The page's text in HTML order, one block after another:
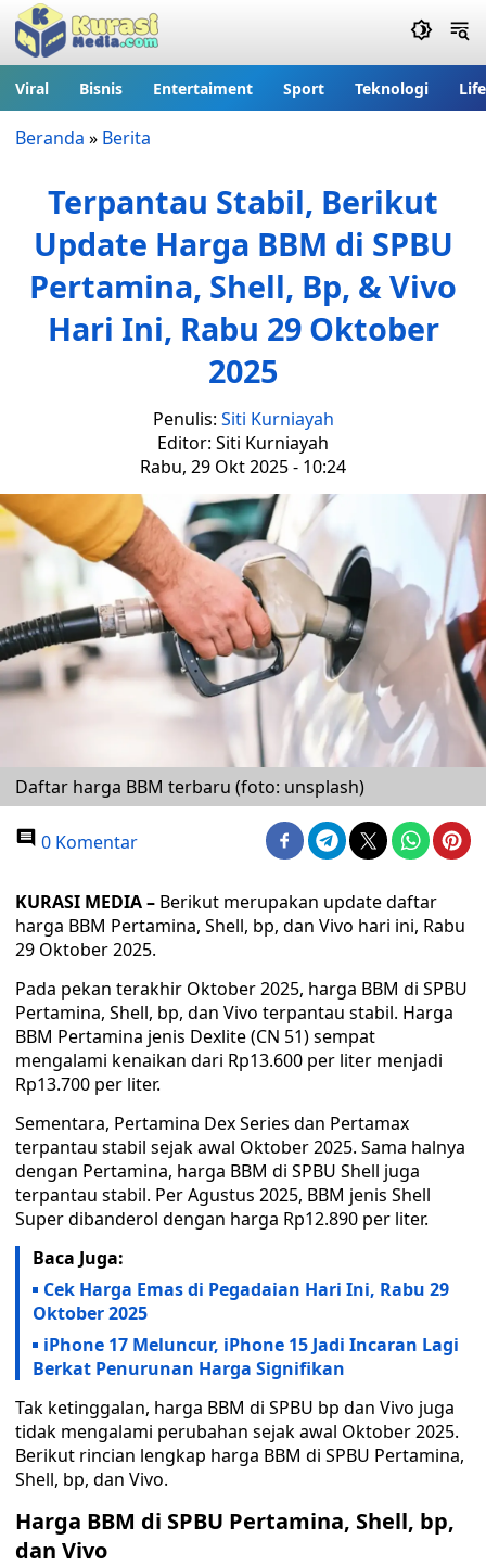
Viral Bisnis Entertaiment Sport Teknologi
Beranda » Berita
Terpantau Stabil, Berikut
Update Harga BBM di SPBU
Pertamina, Shell, Bp, & Vivo
Hari Ini, Rabu 29 Oktober
2025
Penulis: Siti Kurniayah
Editor: Siti Kurniayah
Rabu, 29 Okt 2025 - 10:24
Daftar harga BBM terbaru (foto: unsplash)
0 Komentar
KURASI MEDIA – Berikut merupakan update daftar
harga BBM Pertamina, Shell, bp, dan Vivo hari ini, Rabu
29 Oktober 2025.
Pada pekan terakhir Oktober 2025, harga BBM di SPBU
Pertamina, Shell, bp, dan Vivo terpantau stabil. Harga
BBM Pertamina jenis Dexlite (CN 51) sempat
mengalami kenaikan dari Rp13.600 per liter menjadi
Rp13.700 per liter.
Sementara, Pertamina Dex Series dan Pertamax
terpantau stabil sejak awal Oktober 2025. Sama halnya
dengan Pertamina, harga BBM di SPBU Shell juga
terpantau stabil. Per Agustus 2025, BBM jenis Shell
Super dibanderol dengan harga Rp12.890 per liter.
Baca Juga:
Cek Harga Emas di Pegadaian Hari Ini, Rabu 29
Oktober 2025
iPhone 17 Meluncur, iPhone 15 Jadi Incaran Lagi
Berkat Penurunan Harga Signifikan
Tak ketinggalan, harga BBM di SPBU bp dan Vivo juga
tidak mengalami perubahan sejak awal Oktober 2025.
Berikut rincian lengkap harga BBM di SPBU Pertamina,
Shell, bp, dan Vivo.
Harga BBM di SPBU Pertamina, Shell, bp,
dan Vivo